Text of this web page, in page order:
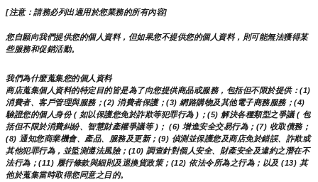
[注意：請務必列出適用於您業務的所有內容]
您自願向我們提供您的個人資料，但如果您不提供您的個人資料，則可能無法獲得某
些服務和促銷活動。
我們為什麼蒐集您的個人資料
商店蒐集個人資料的特定目的皆是為了向您提供商品或服務，包括但不限於提供：(1)
消費者、客戶管理與服務；(2) 消費者保護；(3) 網路購物及其他電子商務服務；(4)
驗證您的個人身份 ( 如以保護您免於詐欺等犯罪行為 )；(5) 解決各種類型之爭議 ( 包
括但不限於消費糾紛、智慧財產權爭議等 )； (6) 增進安全交易行為；(7) 收取債務；
(8) 通知您商業機會、產品、服務及更新；(9) 偵測並保護您及商店免於錯誤、詐欺或
其他犯罪行為，並監測遵法風險；(10) 調查針對個人安全、財產安全及違約之潛在不
法行為；(11) 履行條款與細則及退換貨政策；(12) 依法令所為之行為；以及 (13) 其
他於蒐集當時取得您同意之目的。